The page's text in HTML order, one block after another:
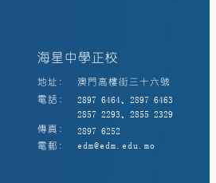
海星中學正校
地址:
澳門高樓街三十六號
電話:
2897 6464、2897 6463
2857 2293、2855 2329
傳真:
2897 6252
電郵:
edm@edm.edu.mo